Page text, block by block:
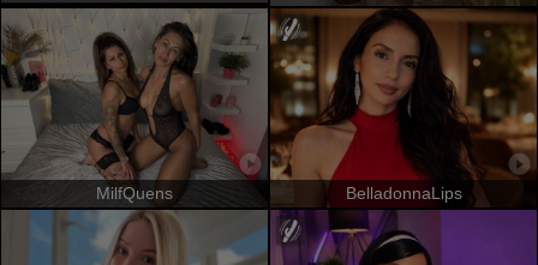
MilfQuens BelladonnaLips